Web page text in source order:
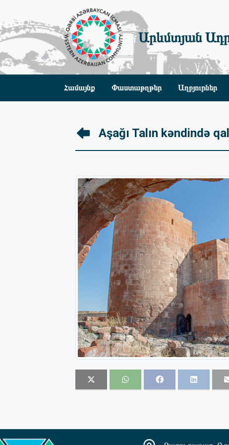
Արևմտյան
Համայնք Փաստաթղթեր Աղբյուրներ
Aşağı Talın kəndində